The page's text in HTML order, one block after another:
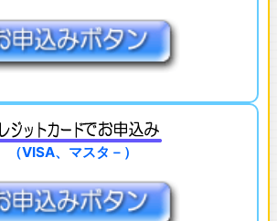
（VISA、マスタ－）